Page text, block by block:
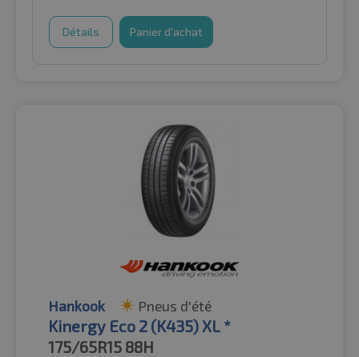
Détails Panier d'achat
Hankook Pneus d'été
Kinergy Eco 2 (K435) XL *
175/65R15 88H